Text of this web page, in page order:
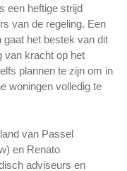
een heftige strijd
van de regeling. Een
het bestek van dit
van kracht op het
plannen te zijn om in
woningen volledig te
van Passel
en Renato
adviseurs en